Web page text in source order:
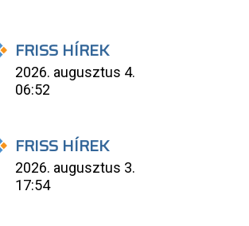
FRISS HÍREK
2026. augusztus 4.
06:52
FRISS HÍREK
2026. augusztus 3.
17:54